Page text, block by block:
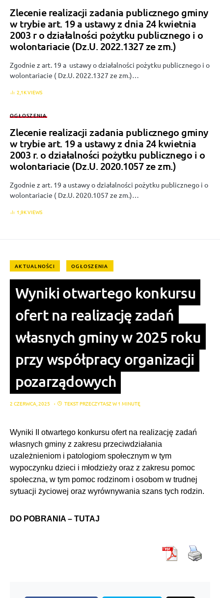
Zlecenie realizacji zadania publicznego gminy
w trybie art. 19 a ustawy z dnia 24 kwietnia
2003 r o działalności pożytku publicznego i o
wolontariacie (Dz.U. 2022.1327 ze zm.)
Zgodnie z art. 19 a ustawy o działalności pożytku publicznego i o
wolontariacie ( Dz.U. 2022.1327 ze zm.)…
2,1K VIEWS
OGŁOSZENIA
Zlecenie realizacji zadania publicznego gminy
w trybie art. 19 a ustawy z dnia 24 kwietnia
2003 r. o działalności pożytku publicznego i o
wolontariacie (Dz.U. 2020.1057 ze zm.)
Zgodnie z art. 19 a ustawy o działalności pożytku publicznego i o
wolontariacie ( Dz.U. 2020.1057 ze zm.)…
1,9K VIEWS
AKTUALNOŚCI OGŁOSZENIA
Wyniki otwartego konkursu
ofert na realizację zadań
własnych gminy w 2025 roku
przy współpracy organizacji
pozarządowych
2 CZERWCA, 2025 TEKST PRZECZYTASZ W 1 MINUTĘ
Wyniki II otwartego konkursu ofert na realizację zadań
własnych gminy z zakresu przeciwdziałania
uzależnieniom i patologiom społecznym w tym
wypoczynku dzieci i młodzieży oraz z zakresu pomoc
społeczna, w tym pomoc rodzinom i osobom w trudnej
sytuacji życiowej oraz wyrównywania szans tych rodzin.
DO POBRANIA – TUTAJ